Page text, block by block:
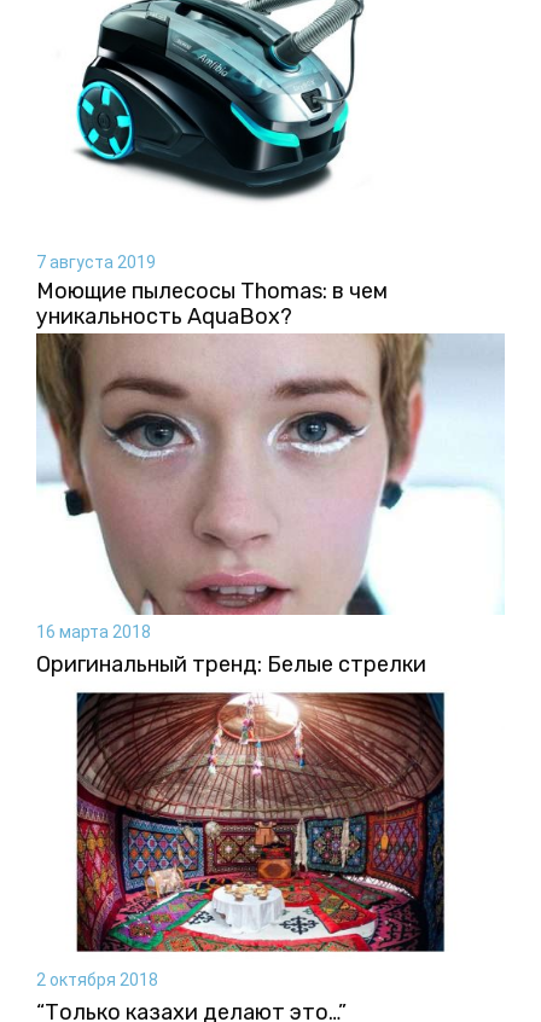
7 августа 2019
Моющие пылесосы Thomas: в чем
уникальность AquaBox?
16 марта 2018
Оригинальный тренд: Белые стрелки
2 октября 2018
“Только казахи делают это…”